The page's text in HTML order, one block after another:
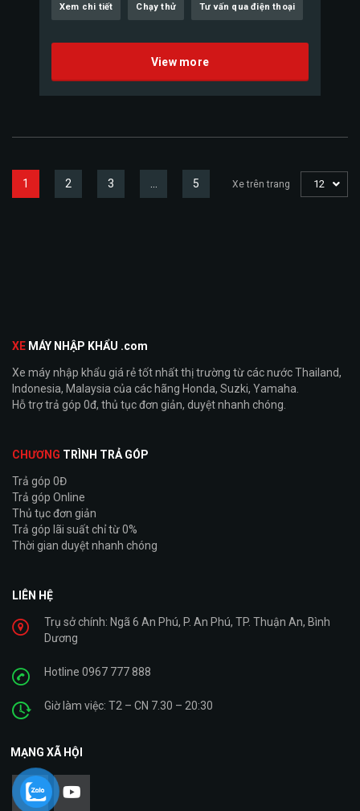
Xem chi tiết Chạy thử Tư vấn qua điện thoại
View more
1 2 3 5 Xe trên trang 12
XE MÁY NHẬP KHẨU .com
Xe máy nhập khẩu giá rẻ tốt nhất thị trường từ các nước Thailand,
Indonesia, Malaysia của các hãng Honda, Suzki, Yamaha.
Hỗ trợ trả góp 0đ, thủ tục đơn giản, duyệt nhanh chóng.
CHƯƠNG TRÌNH TRẢ GÓP
Trả góp 0Đ
Trả góp Online
Thủ tục đơn giản
Trả góp lãi suất chỉ từ 0%
Thời gian duyệt nhanh chóng
LIÊN HỆ
Trụ sở chính: Ngã 6 An Phú, P. An Phú, TP. Thuận An, Bình
Dương
Hotline 0967 777 888
Giờ làm việc: T2 – CN 7.30 – 20:30
MẠNG XÃ HỘI